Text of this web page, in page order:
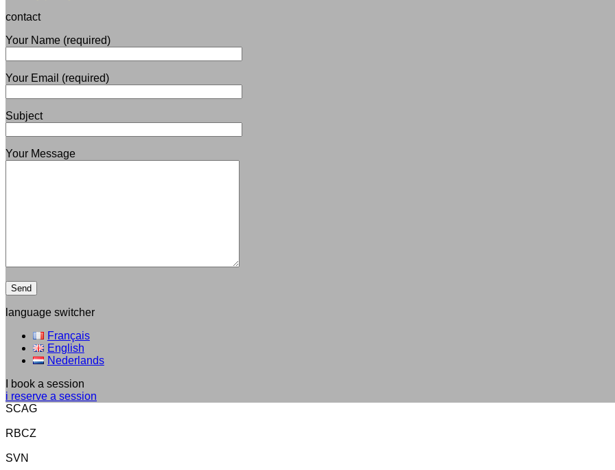
contact
Your Name (required)
Your Email (required)
Subject
Your Message
language switcher
Français
English
Nederlands
I book a session
i reserve a session
SCAG
RBCZ
SVN